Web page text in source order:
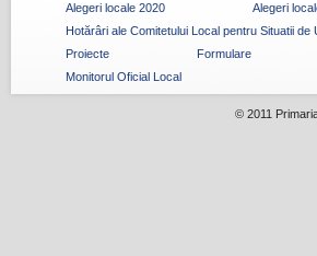
Alegeri locale 2020 Alegeri
Hotărâri ale Comitetului Local pentru Situatii de
Proiecte
Formulare
Monitorul Oficial Local
© 2011